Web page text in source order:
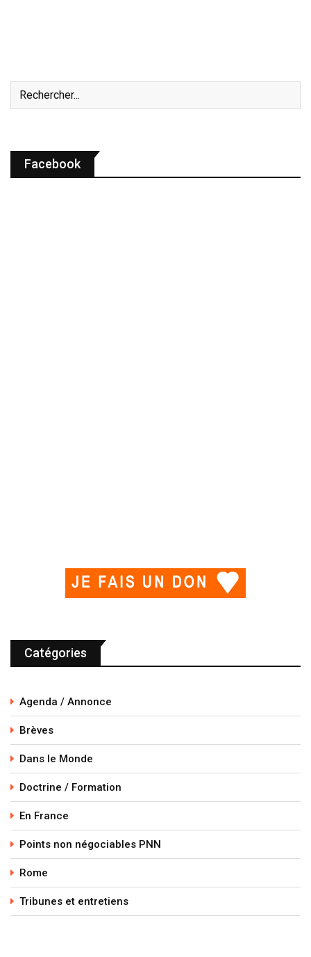
Facebook
Catégories
Agenda / Annonce
Brèves
Dans le Monde
Doctrine / Formation
En France
Points non négociables PNN
Rome
Tribunes et entretiens